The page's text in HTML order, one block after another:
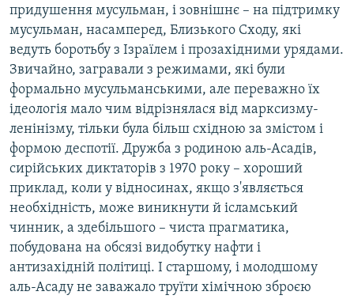
придушення мусульман, і зовнішнє – на підтримку
мусульман, насамперед, Близького Сходу, які
ведуть боротьбу з Ізраїлем і прозахідними урядами.
Звичайно, загравали з режимами, які були
формально мусульманськими, але переважно їх
ідеологія мало чим відрізнялася від марксизму-
ленінізму, тільки була більш східною за змістом і
формою деспотії. Дружба з родиною аль-Асадів,
сирійських диктаторів з 1970 року – хороший
приклад, коли у відносинах, якщо з'являється
необхідність, може виникнути й ісламський
чинник, а здебільшого – чиста прагматика,
побудована на обсязі видобутку нафти і
антизахідній політиці. І старшому, і молодшому
аль-Асаду не заважало труїти хімічною зброєю